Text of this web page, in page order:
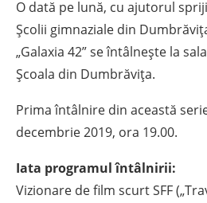
O dată pe lună, cu ajutorul
Școlii gimnaziale din
„Galaxia 42” se întâlnește la
Școala din Dumbrăvița.
Prima întâlnire din această
decembrie 2019, ora 19.00.
Iata programul întâlnirii:
Vizionare de film scurt SFF